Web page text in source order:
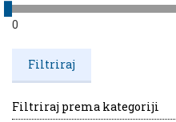
0
Filtriraj prema kategoriji